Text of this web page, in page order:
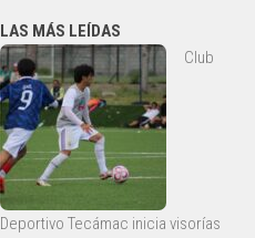
LAS MÁS LEÍDAS
Club
Deportivo Tecámac inicia visorías